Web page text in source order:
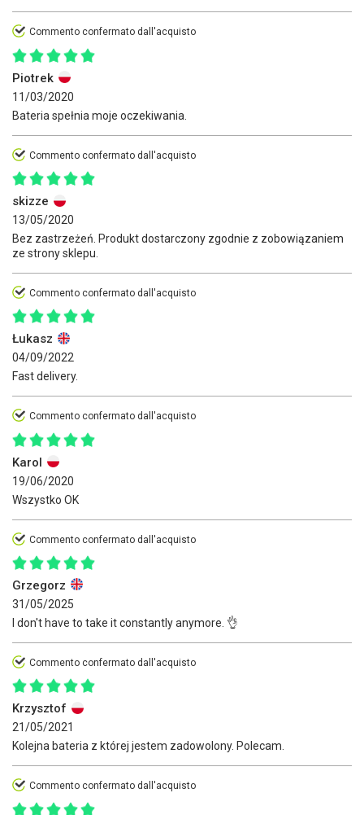
Commento confermato dall'acquisto
Piotrek
11/03/2020
Bateria spełnia moje oczekiwania.
Commento confermato dall'acquisto
skizze
13/05/2020
Bez zastrzeżeń. Produkt dostarczony zgodnie z zobowiązaniem
ze strony sklepu.
Commento confermato dall'acquisto
Łukasz
04/09/2022
Fast delivery.
Commento confermato dall'acquisto
Karol
19/06/2020
Wszystko OK
Commento confermato dall'acquisto
Grzegorz
31/05/2025
I don't have to take it constantly anymore. 👌
Commento confermato dall'acquisto
Krzysztof
21/05/2021
Kolejna bateria z której jestem zadowolony. Polecam.
Commento confermato dall'acquisto